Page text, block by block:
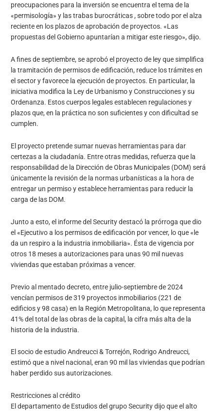
preocupaciones para la inversión se encuentra el tema de la
«permisología» y las trabas burocráticas , sobre todo por el alza
reciente en los plazos de aprobación de proyectos. «Las
propuestas del Gobierno apuntarían a mitigar este riesgo», dijo.
A fines de septiembre, se aprobó el proyecto de ley que simplifica
la tramitación de permisos de edificación, reduce los trámites en
el sector y favorece la ejecución de proyectos. En particular, la
iniciativa modifica la Ley de Urbanismo y Construcciones y su
Ordenanza. Estos cuerpos legales establecen regulaciones y
plazos que, en la práctica no son suficientes y con dificultad se
cumplen.
El proyecto pretende sumar nuevas herramientas para dar
certezas a la ciudadanía. Entre otras medidas, refuerza que la
responsabilidad de la Dirección de Obras Municipales (DOM) será
únicamente la revisión de la normas urbanísticas a la hora de
entregar un permiso y establece herramientas para reducir la
carga de las DOM.
Junto a esto, el informe del Security destacó la prórroga que dio
el «Ejecutivo a los permisos de edificación por vencer, lo que «le
da un respiro a la industria inmobiliaria». Ésta de vigencia por
otros 18 meses a autorizaciones para unas 90 mil nuevas
viviendas que estaban próximas a vencer.
Previo al mentado decreto, entre julio-septiembre de 2024
vencían permisos de 319 proyectos inmobiliarios (221 de
edificios y 98 casa) en la Región Metropolitana, lo que representa
41% del total de las obras de la capital, la cifra más alta de la
historia de la industria.
El socio de estudio Andreucci & Torrejón, Rodrigo Andreucci,
estimó que a nivel nacional, eran 90 mil las viviendas que podrían
haber perdido sus autorizaciones.
Restricciones al crédito
El departamento de Estudios del grupo Security dijo que el alto